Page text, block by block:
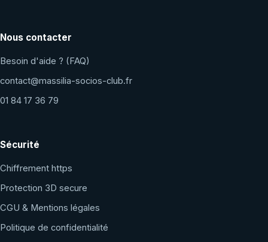
Nous contacter
Besoin d'aide ? (FAQ)
contact@massilia-socios-club.fr
01 84 17 36 79
Sécurité
Chiffrement https
Protection 3D secure
CGU & Mentions légales
Politique de confidentialité